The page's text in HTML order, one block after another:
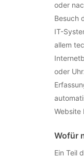
oder
Besuch
IT-
allem
oder
Website
Wofür
Ein Teil